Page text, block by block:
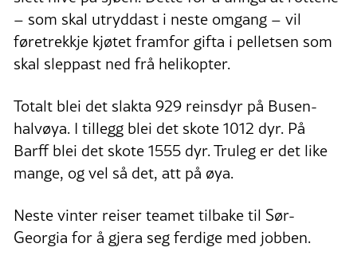
– som skal utryddast i neste omgang – vil
føretrekkje kjøtet framfor gifta i pelletsen som
skal sleppast ned frå helikopter.
Totalt blei det slakta 929 reinsdyr på Busen-
halvøya. I tillegg blei det skote 1012 dyr. På
Barff blei det skote 1555 dyr. Truleg er det like
mange, og vel så det, att på øya.
Neste vinter reiser teamet tilbake til Sør-
Georgia for å gjera seg ferdige med jobben.